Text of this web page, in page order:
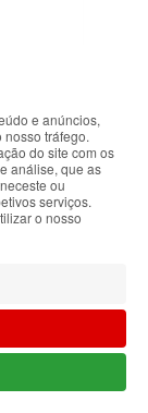
e anúncios,
tráfego.
do site com os
análise, que as
ou
serviços.
o nosso